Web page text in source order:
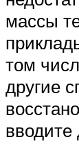
массы
том
другие